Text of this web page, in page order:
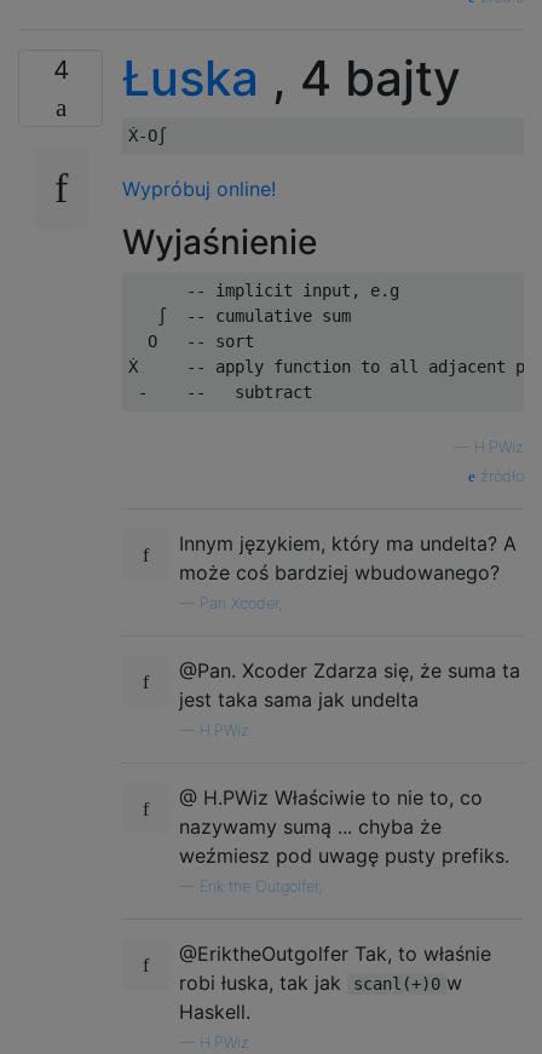
4 Łuska , 4 bajty
Wypróbuj online!
Wyjaśnienie
-- implicit input, e.g
∫  -- cumulative sum
O   -- sort
Ẋ     -- apply function to all adjacent
H.PWiz
źródło
Innym językiem, który ma undelta? A
może coś bardziej wbudowanego?
Pan Xcoder,
@Pan. Xcoder Zdarza się, że suma ta
jest taka sama jak undelta
H.PWiz
@ H.PWiz Właściwie to nie to, co
nazywamy sumą ... chyba że
weźmiesz pod uwagę pusty prefiks.
Erik the Outgolfer,
@EriktheOutgolfer Tak, to właśnie
robi łuska, tak jak
scanl(+)0 w
Haskell.
H.PWiz